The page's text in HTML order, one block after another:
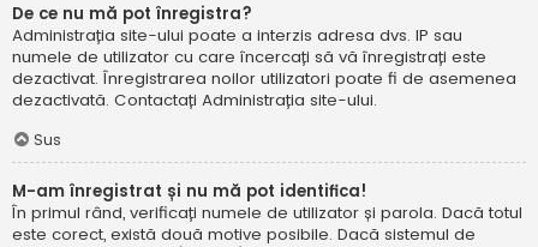
De ce nu mă pot înregistra?
Administrația site-ului poate a interzis adresa dvs. IP sau
numele de utilizator cu care încercați să vă înregistrați este
dezactivat. Înregistrarea noilor utilizatori poate fi de asemenea
dezactivată. Contactați Administrația site-ului.
Sus
M-am înregistrat și nu mă pot identifica!
În primul rând, verificați numele de utilizator și parola. Dacă totul
este corect, există două motive posibile. Dacă sistemul de